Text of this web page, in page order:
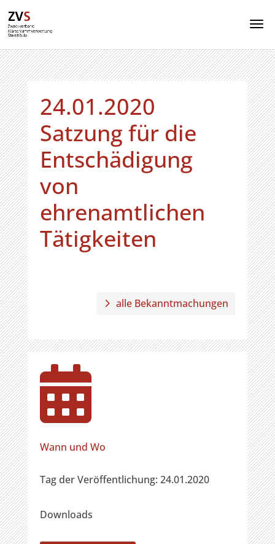
24.01.2020
Satzung für die
Entschädigung
von
ehrenamtlichen
Tätigkeiten
alle Bekanntmachungen

Wann und Wo
Tag der Veröffentlichung: 24.01.2020
Downloads